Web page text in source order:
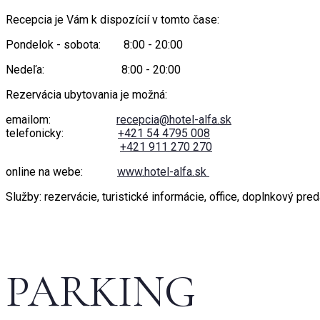
Recepcia je Vám k dispozícií v tomto čase:
Pondelok - sobota: 8:00 - 20:00
Nedeľa: 8:00 - 20:00
Rezervácia ubytovania je možná:
emailom: recepcia@hotel-alfa.sk
telefonicky: +421 54 4795 008
+421 911 270 270
online na webe: www.hotel-alfa.sk
Služby: rezervácie, turistické informácie, office, doplnkový
PARKING